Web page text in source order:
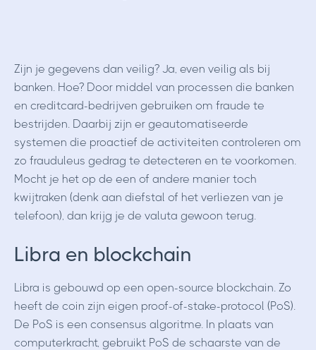
Zijn je gegevens dan veilig? Ja, even veilig als bij
banken. Hoe? Door middel van processen die banken
en creditcard-bedrijven gebruiken om fraude te
bestrijden. Daarbij zijn er geautomatiseerde
systemen die proactief de activiteiten controleren om
zo frauduleus gedrag te detecteren en te voorkomen.
Mocht je het op de een of andere manier toch
kwijtraken (denk aan diefstal of het verliezen van je
telefoon), dan krijg je de valuta gewoon terug.
Libra en blockchain
Libra is gebouwd op een open-source blockchain. Zo
heeft de coin zijn eigen proof-of-stake-protocol (PoS).
De PoS is een consensus algoritme. In plaats van
computerkracht, gebruikt PoS de schaarste van de